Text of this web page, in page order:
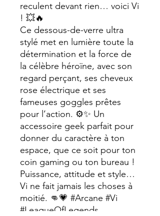
reculent devant rien… voici Vi
! 💥🔥
Ce dessous-de-verre ultra
stylé met en lumière toute la
détermination et la force de
la célèbre héroïne, avec son
regard perçant, ses cheveux
rose électrique et ses
fameuses goggles prêtes
pour l’action. ⚙️✨ Un
accessoire geek parfait pour
donner du caractère à ton
espace, que ce soit pour ton
coin gaming ou ton bureau !
Puissance, attitude et style…
Vi ne fait jamais les choses à
moitié. 👊💗 #Arcane #Vi
#LeagueOfLegends